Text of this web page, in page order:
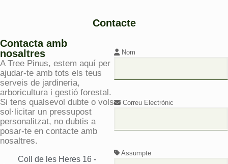
Contacte
Contacta amb
nosaltres
A Tree Pinus, estem aquí per
ajudar-te amb tots els teus
serveis de jardineria,
arboricultura i gestió forestal.
Si tens qualsevol dubte o vols
sol·licitar un pressupost
personalitzat, no dubtis a
posar-te en contacte amb
nosaltres.
Coll de les Heres 16 -
Nom
Correu Electrònic
Assumpte